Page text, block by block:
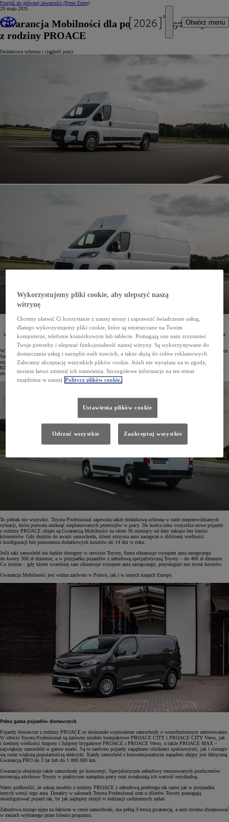
Przejdź do głównej zawartości (Press Enter)
Otwórz menu
29 maja 2025
Gwarancja Mobilności dla pojazdów użytkowych
z rodziny PROACE
Dodatkowa ochrona i ciągłość pracy
Do końca 2025 roku modele z rodziny PROACE, takie jak PROACE CITY, PROACE i PROACE
MAX, objęte są Gwarancja Mobilności w cenie auta. Tym samym Toyota Professional zapewnia
dodatkowe zabezpieczenie przed niespodziewanymi sytuacjami w firmie związanymi z flotą pojazdów
dostawczych.
W bieżącym roku Toyota Professional awansowała na pozycję lidera rynku samochodów dostawczych w Polsce.
Szeroka gama modeli z rodziny PROACE, ogromne możliwości konfiguracji zamówionego pojazdu, w tym
możliwość wyboru specjalistycznej zabudowy renomowanego producenta, atrakcyjne warunki finansowania
KINTO One – to atuty, które przekonują coraz większą liczbę klientów. Gwarancja PRO na okres do 3 lat lub
do 1 000 000 km potwierdza pewności marki co do jakości oferowanych samochodów.
To jednak nie wszystko. Toyota Professional zapewnia także dodatkową ochronę w razie nieprzewidzianych
sytuacji, która pozwala uniknąć nieplanowanych przestojów w pracy. Do końca roku wszystkie nowe pojazdy
z rodziny PROACE objęte są Gwarancją Mobilności na okres 36 miesięcy od daty zakupu bez limitu
kilometrów. Gdy dojdzie do awarii samochodu, klient otrzyma auto zastępcze o zbliżonej wielkości
i konfiguracji bez ponoszenia dodatkowych kosztów do 14 dni w roku.
Jeśli taki samochód nie będzie dostępny w serwisie Toyoty, firma sfinansuje wynajem auta zastępczego
do kwoty 300 zł dziennie, a w przypadku pojazdów z zabudową specjalistyczną Toyoty – do 400 zł dziennie.
Co istotne – gdy klient wcześniej sam sfinansuje wynajem auta zastępczego, przysługuje mu zwrot kosztów.
Gwarancja Mobilności jest ważna zarówno w Polsce, jak i w innych krajach Europy.
Pełna gama pojazdów dostawczych
Pojazdy dostawcze z rodziny PROACE to doskonale wyposażone samochody o wszechstronnym zastosowaniu.
W ofercie Toyota Professional są zarówno modele kompaktowe PROACE CITY i PROACE CITY Verso, jak
i średniej wielkości furgony i furgony brygadowe PROACE i PROACE Verso, a także PROACE MAX –
największy samochód w gamie marki. Są to zarówno pojazdy napędzane silnikami spalinowymi, jak i cieszące
się coraz większą popularnością elektryki. Każdy samochód z konwensjonalnym napędem objęty jest fabryczną
Gwarancją PRO do 3 lat lub do 1 000 000 km.
Gwarancja obejmuje także samochody po konwersji. Specjalistyczne zabudowy renonowanych producentów
zmieniają użytkowe Toyoty w praktyczne narzędzia pracy oraz zwiększają ich wartość rezydualną.
Warto podkreślić, że zakup modelu z rodziny PROACE z zabudową przebiega tak samo jak w przypadku
innych wersji tego auta. Doradcy w salonach Toyota Professional oraz u dilerów Toyoty pomagają
skonfigurować pojazd tak, by jak najlepiej służył w realizacji codziennych zadań.
Zabudowa zostaje ujęta na fakturze w cenie samochodu, ma pełną 3-letnią gwarancję, a auto można sfinansować
w ramach wybranego przez klienta programu.
Wykorzystujemy pliki cookie, aby ulepszyć naszą
witrynę
Chcemy ułatwić Ci korzystanie z naszej strony i usprawnić świadczenie usług,
dlatego wykorzystujemy pliki cookie, które są umieszczane na Twoim
komputerze, telefonie komórkowym lub tablecie. Pomagają one nam zrozumieć
Twoje potrzeby i ulepszać funkcjonalność naszej witryny. Są wykorzystywane do
dostarczania usług i narzędzi osób trzecich, a także służą do celów reklamowych.
Zalecamy akceptację wszystkich plików cookie. Jeżeli nie wyrażasz na to zgody,
możesz łatwo zmienić ich ustawienia. Szczegółowe informacje na ten temat
znajdziesz w naszej Polityce plików cookie.
Ustawienia plików cookie
Odrzuć wszystkie Zaakceptuj wszystkie